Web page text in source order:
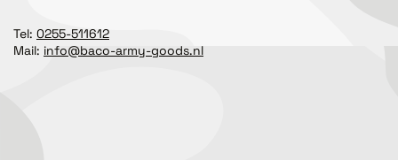
Tel: 0255-511612
Mail: info@baco-army-goods.nl